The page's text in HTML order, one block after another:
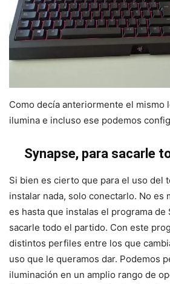
Como decía anteriormente el mismo
ilumina e incluso ese podemos
Synapse, para sacarle
Si bien es cierto que para el uso del
instalar nada, solo conectarlo. No es
es hasta que instalas el programa de
sacarle todo el partido. Con este
distintos perfiles entre los que
uso que le queramos dar. Podemos
iluminación en un amplio rango de